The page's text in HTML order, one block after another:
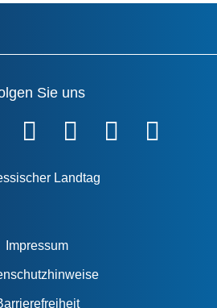
Sie uns
Landtag
Impressum